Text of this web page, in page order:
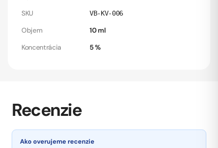
SKU
VB-KV-006
Objem
10 ml
Koncentrácia
5 %
Recenzie
Ako overujeme recenzie